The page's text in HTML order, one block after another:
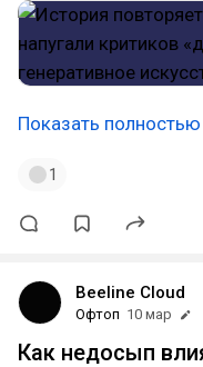
Показать полностью
1
Beeline Cloud
Офтоп 10 мар
Как недосып